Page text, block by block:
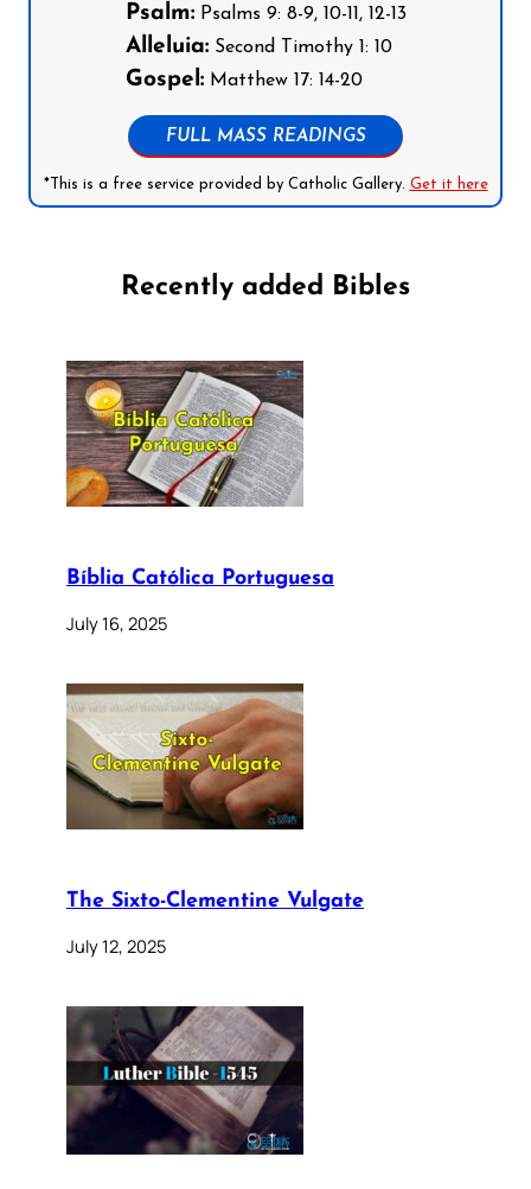
Psalm:Psalms 9: 8-9, 10-11, 12-13
Alleluia:Second Timothy 1: 10
Gospel:Matthew 17: 14-20
FULL MASS READINGS
*This is a free service provided by Catholic Gallery. Get it here
Recently added Bibles
Bíblia Católica Portuguesa
July 16, 2025
The Sixto-Clementine Vulgate
July 12, 2025